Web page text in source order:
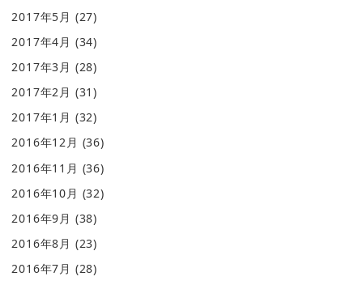
2017年5月 (27)
2017年4月 (34)
2017年3月 (28)
2017年2月 (31)
2017年1月 (32)
2016年12月 (36)
2016年11月 (36)
2016年10月 (32)
2016年9月 (38)
2016年8月 (23)
2016年7月 (28)